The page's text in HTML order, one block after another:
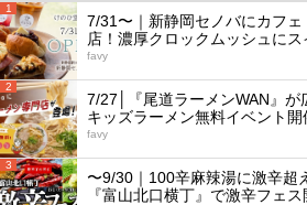
1
7/31〜｜新静岡セノバにカフ
店！濃厚クロックムッシュにス
favy
2
7/27│『尾道ラーメンWAN』が
キッズラーメン無料イベント開
favy
3
〜9/30｜100辛麻辣湯に激辛超
『富山北口横丁』で激辛フェス